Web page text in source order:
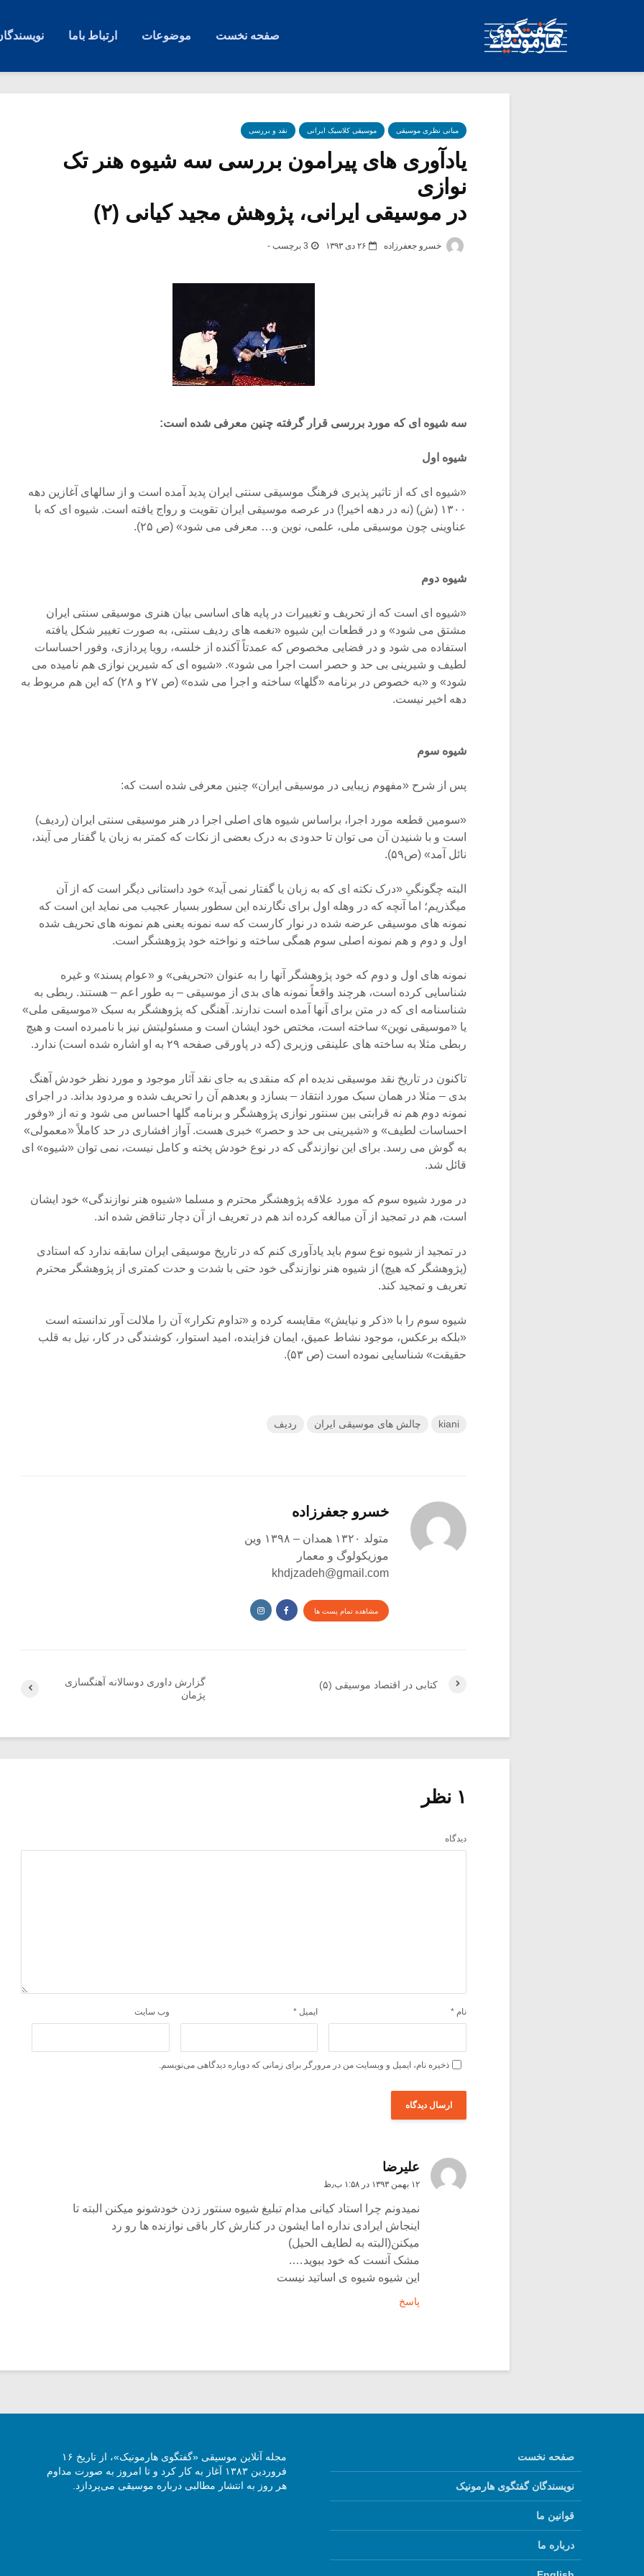
صفحه نخست موضوعات ارتباط باما
مبانی نظری موسیقی موسیقی کلاسیک ایرانی نقد و بررسی
یادآوری های پیرامون بررسی سه شیوه هنر تک
نوازی
در موسیقی ایرانی، پژوهش مجید کیانی (۲)
خسرو جعفرزاده ۲۶ دی ۱۳۹۳ 3 برچسب -
سه شیوه ای که مورد بررسی قرار گرفته چنین معرفی شده است:
شیوه اول
«شیوه ای که از تاثیر پذیری فرهنگ موسیقی سنتی ایران پدید آمده است و از سالهای آغازین دهه
۱۳۰۰ (ش) (نه در دهه اخیر!) در عرصه موسیقی ایران تقویت و رواج یافته است. شیوه ای که با
عناوینی چون موسیقی ملی، علمی، نوین و… معرفی می شود» (ص ۲۵).
شیوه دوم
«شیوه ای است که از تحریف و تغییرات در پایه های اساسی بیان هنری موسیقی سنتی ایران
مشتق می شود» و در قطعات این شیوه «نغمه های ردیف سنتی، به صورت تغییر شکل یافته
استفاده می شود و در فضایی مخصوص که عمدتاً آکنده از خلسه، رویا پردازی، وفور احساسات
لطیف و شیرینی بی حد و حصر است اجرا می شود». «شیوه ای که شیرین نوازی هم نامیده می
شود» و «به خصوص در برنامه «گلها» ساخته و اجرا می شده» (ص ۲۷ و ۲۸) که این هم مربوط به
دهه اخیر نیست.
شیوه سوم
پس از شرح «مفهوم زیبایی در موسیقی ایران» چنین معرفی شده است که:
«سومین قطعه مورد اجرا، براساس شیوه های اصلی اجرا در هنر موسیقی سنتی ایران (ردیف)
است و با شنیدن آن می توان تا حدودی به درک بعضی از نکات که کمتر به زبان یا گفتار می آیند،
نائل آمد» (ص۵۹).
البته چگونگیِ «درک نکته ای که به زبان یا گفتار نمی آید» خود داستانی دیگر است که از آن
میگذریم؛ اما آنچه که در وهله اول برای نگارنده این سطور بسیار عجیب می نماید این است که
نمونه های موسیقی عرضه شده در نوار کارست که سه نمونه یعنی هم نمونه های تحریف شده
اول و دوم و هم نمونه اصلی سوم همگی ساخته و نواخته خود پژوهشگر است.
نمونه های اول و دوم که خود پژوهشگر آنها را به عنوان «تحریفی» و «عوام پسند» و غیره
شناسایی کرده است، هرچند واقعاً نمونه های بدی از موسیقی – به طور اعم – هستند. ربطی به
شناسنامه ای که در متن برای آنها آمده است ندارند. آهنگی که پژوهشگر به سبک «موسیقی ملی»
یا «موسیقی نوین» ساخته است، مختص خود ایشان است و مسئولیتش نیز با نامبرده است و هیچ
ربطی مثلا به ساخته های علینقی وزیری (که در پاورقی صفحه ۲۹ به او اشاره شده است) ندارد.
تاکنون در تاریخ نقد موسیقی ندیده ام که منقدی به جای نقد آثار موجود و مورد نظر خودش آهنگ
بدی – مثلا در همان سبک مورد انتقاد – بسازد و بعدهم آن را تحریف شده و مردود بداند. در اجرای
نمونه دوم هم نه قرابتی بین سنتور نوازی پژوهشگر و برنامه گلها احساس می شود و نه از «وفور
احساسات لطیف» و «شیرینی بی حد و حصر» خبری هست. آواز افشاری در حد کاملاً «معمولی»
به گوش می رسد. برای این نوازندگی که در نوع خودش پخته و کامل نیست، نمی توان «شیوه» ای
قائل شد.
در مورد شیوه سوم که مورد علاقه پژوهشگر محترم و مسلما «شیوه هنر نوازندگی» خود ایشان
است، هم در تمجید از آن مبالغه کرده اند هم در تعریف از آن دچار تناقض شده اند.
در تمجید از شیوه نوع سوم باید یادآوری کنم که در تاریخ موسیقی ایران سابقه ندارد که استادی
(پژوهشگر که هیچ) از شیوه هنر نوازندگی خود حتی با شدت و حدت کمتری از پژوهشگر محترم
تعریف و تمجید کند.
شیوه سوم را با «ذکر و نیایش» مقایسه کرده و «تداوم تکرار» آن را ملالت آور ندانسته است
«بلکه برعکس، موجود نشاط عمیق، ایمان فزاینده، امید استوار، کوشندگی در کار، نیل به قلب
حقیقت» شناسایی نموده است (ص ۵۳).
kiani چالش های موسیقی ایران ردیف
خسرو جعفرزاده
متولد ۱۳۲۰ همدان – ۱۳۹۸ وین
موزیکولوگ و معمار
khdjzadeh@gmail.com
مشاهده تمام پست ها
گزارش داوری دوسالانه آهنگسازی
پژمان
کتابی در اقتصاد موسیقی (۵)
۱ نظر
دیدگاه
نام * ایمیل * وب‌ سایت
ذخیره نام، ایمیل و وبسایت من در مرورگر برای زمانی که دوباره دیدگاهی می‌نویسم.
علیرضا
۱۲ بهمن ۱۳۹۳ در ۱:۵۸ ب٫ظ
نمیدونم چرا استاد کیانی مدام تبلیغ شیوه سنتور زدن خودشونو میکنن البته تا
اینجاش ایرادی نداره اما ایشون در کنارش کار باقی نوازنده ها رو رد
میکنن(البته به لطایف الحیل)
مشک آنست که خود ببوید….
این شیوه شیوه ی اساتید نیست
پاسخ
صفحه نخست
نویسندگان گفتگوی هارمونیک
قوانین ما
درباره ما
مجله آنلاین موسیقی «گفتگوی هارمونیک»، از تاریخ ۱۶
فروردین ۱۳۸۳ آغاز به کار کرد و تا امروز به صورت مداوم
هر روز به انتشار مطالبی درباره موسیقی می‌پردازد.